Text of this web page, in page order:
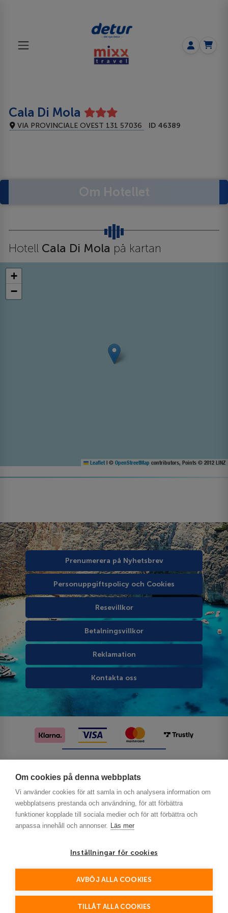
Om cookies på denna webbplats
Vi använder cookies för att samla in och analysera information om
webbplatsens prestanda och användning, för att förbättra
funktioner kopplade till sociala medier och för att förbättra och
anpassa innehåll och annonser. Läs mer
Inställningar för cookies
AVBÖJ ALLA COOKIES
TILLÅT ALLA COOKIES
Cala Di Mola
VIA PROVINCIALE OVEST 131 57036 ID 46389
Hotell Cala Di Mola på kartan
+
−
Leaflet | © OpenStreetMap contributors, Points © 2012 LINZ
Prenumerera på Nyhetsbrev
Personuppgiftspolicy och Cookies
Resevillkor
Betalningsvillkor
Reklamation
Kontakta oss
This site is protected by reCAPTCHA and the Google
Policy and Terms of Service apply.